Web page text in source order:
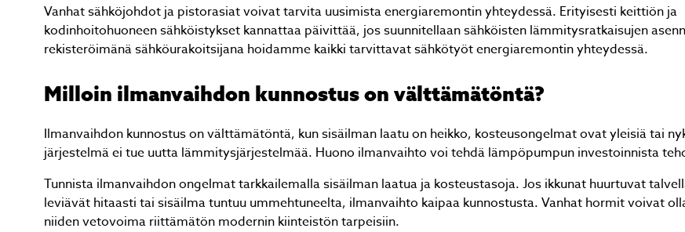
Vanhat sähköjohdot ja pistorasiat voivat tarvita uusimista energiaremontin yhteydessä. Erityisesti keittiön ja
kodinhoitohuoneen sähköistykset kannattaa päivittää, jos suunnitellaan sähköisten lämmitysratkaisujen
rekisteröimänä sähköurakoitsijana hoidamme kaikki tarvittavat sähkötyöt energiaremontin yhteydessä.
Milloin ilmanvaihdon kunnostus on välttämätöntä?
Ilmanvaihdon kunnostus on välttämätöntä, kun sisäilman laatu on heikko, kosteusongelmat ovat yleisiä tai
järjestelmä ei tue uutta lämmitysjärjestelmää. Huono ilmanvaihto voi tehdä lämpöpumpun investoinnista
Tunnista ilmanvaihdon ongelmat tarkkailemalla sisäilman laatua ja kosteustasoja. Jos ikkunat huurtuvat
leviävät hitaasti tai sisäilma tuntuu ummehtuneelta, ilmanvaihto kaipaa kunnostusta. Vanhat hormit voivat
niiden vetovoima riittämätön modernin kiinteistön tarpeisiin.